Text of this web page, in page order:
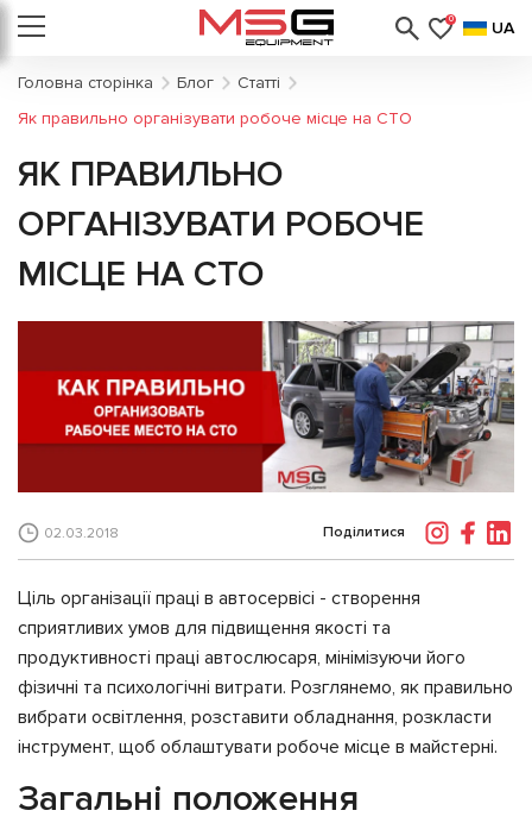
0 UA
Головна сторінка Блог
Статті
Як правильно організувати робоче місце на СТО
ЯК ПРАВИЛЬНО
ОРГАНІЗУВАТИ РОБОЧЕ
МІСЦЕ НА СТО
02.03.2018 Поділитися
Ціль організації праці в автосервісі - створення
сприятливих умов для підвищення якості та
продуктивності праці автослюсаря, мінімізуючи його
фізичні та психологічні витрати. Розглянемо, як правильно
вибрати освітлення, розставити обладнання, розкласти
інструмент, щоб облаштувати робоче місце в майстерні.
Загальні положення